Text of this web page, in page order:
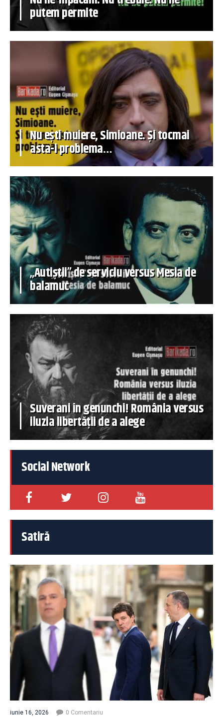
putem permite
Nu ești muiere, Simioane. Și tocmai
asta-i problema…
„Autiștii” de serviciu versus Mesia de
balamuc
Suverani în genunchi! România versus
iluzia libertății de a alege
Social Network
Satiră
iunie 16, 2026 0 Comentariu